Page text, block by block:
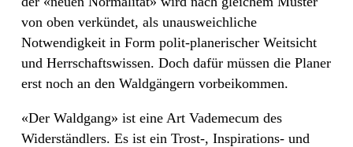
von oben verkündet, als unausweichliche
Notwendigkeit in Form polit-planerischer Weitsicht
und Herrschaftswissen. Doch dafür müssen die Planer
erst noch an den Waldgängern vorbeikommen.
«Der Waldgang» ist eine Art Vademecum des
Widerständlers. Es ist ein Trost-, Inspirations- und